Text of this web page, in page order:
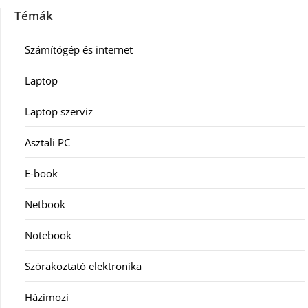
Témák
Számítógép és internet
Laptop
Laptop szerviz
Asztali PC
E-book
Netbook
Notebook
Szórakoztató elektronika
Házimozi